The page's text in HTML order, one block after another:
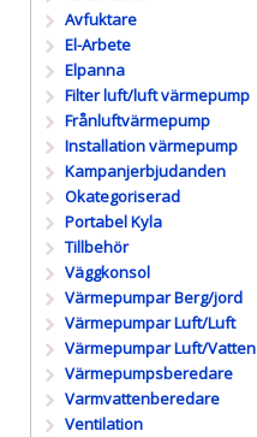
Avfuktare
El-Arbete
Elpanna
Filter luft/luft värmepump
Frånluftvärmepump
Installation värmepump
Kampanjerbjudanden
Okategoriserad
Portabel Kyla
Tillbehör
Väggkonsol
Värmepumpar Berg/jord
Värmepumpar Luft/Luft
Värmepumpar Luft/Vatten
Värmepumpsberedare
Varmvattenberedare
Ventilation